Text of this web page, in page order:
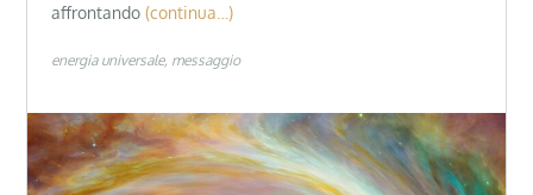
affrontando (continua…)
energia universale messaggio